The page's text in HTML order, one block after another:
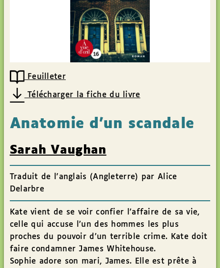
Feuilleter
Télécharger la fiche du livre
Anatomie d’un scandale
Sarah Vaughan
Traduit de l'anglais (Angleterre) par Alice
Delarbre
Kate vient de se voir confier l’affaire de sa vie,
celle qui accuse l’un des hommes les plus
proches du pouvoir d’un terrible crime. Kate doit
faire condamner James Whitehouse.
Sophie adore son mari, James. Elle est prête à